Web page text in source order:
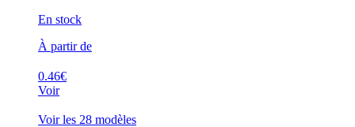
En stock
À partir de
0.46€
Voir
Voir les 28 modèles